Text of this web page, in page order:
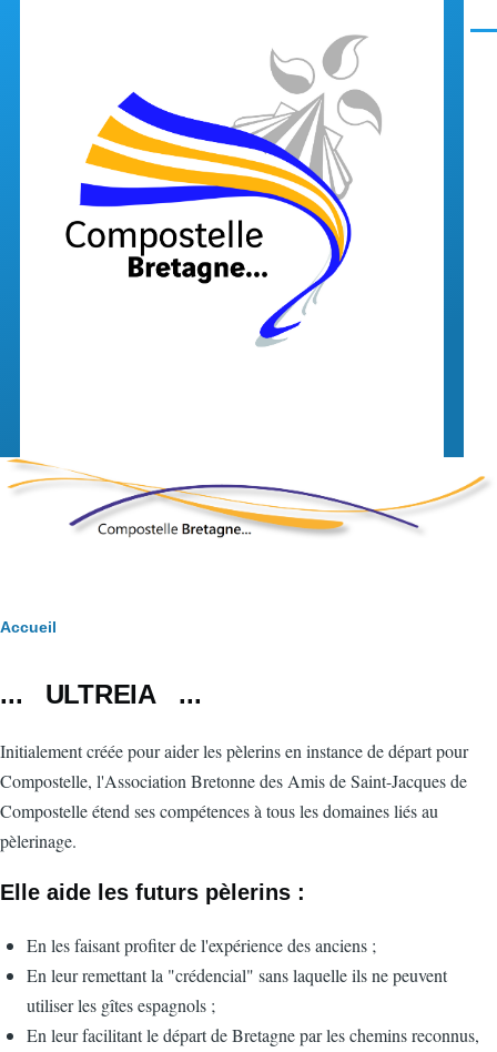
Fil
Accueil
... ULTREIA ...
Initialement créée pour aider les pèlerins en instance de départ pour
Compostelle, l'Association Bretonne des Amis de Saint-Jacques de
Compostelle étend ses compétences à tous les domaines liés au
pèlerinage.
Elle aide les futurs pèlerins :
En les faisant profiter de l'expérience des anciens ;
En leur remettant la "crédencial" sans laquelle ils ne peuvent
utiliser les gîtes espagnols ;
En leur facilitant le départ de Bretagne par les chemins reconnus,